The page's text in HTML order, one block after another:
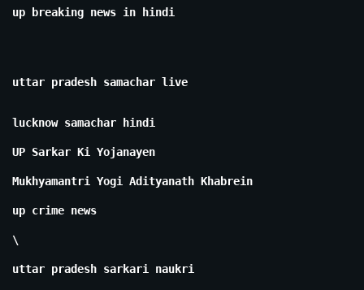
up breaking news in hindi
uttar pradesh samachar live
lucknow samachar hindi
UP Sarkar Ki Yojanayen
Mukhyamantri Yogi Adityanath Khabrein
up crime news
\
uttar pradesh sarkari naukri